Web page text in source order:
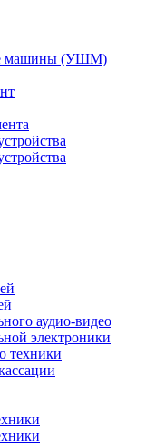
машины (УШМ)
аудио-видео
электроники
техники